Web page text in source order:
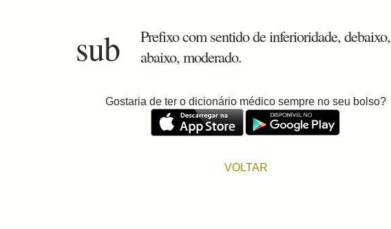
sub
Prefixo com sentido de inferioridade, debaixo,
abaixo, moderado.
Gostaria de ter o dicionário médico sempre no seu bolso?
VOLTAR